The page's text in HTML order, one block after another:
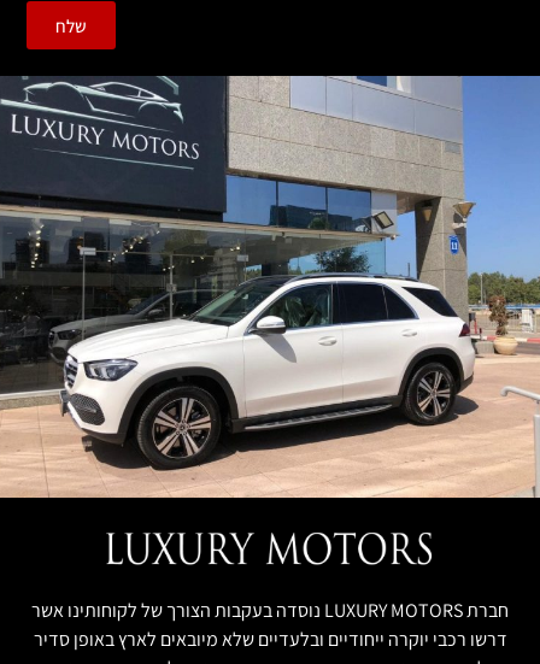
שלח
חברת LUXURY MOTORS נוסדה בעקבות הצורך של לקוחותינו אשר
דרשו רכבי יוקרה ייחודיים ובלעדיים שלא מיובאים לארץ באופן סדיר